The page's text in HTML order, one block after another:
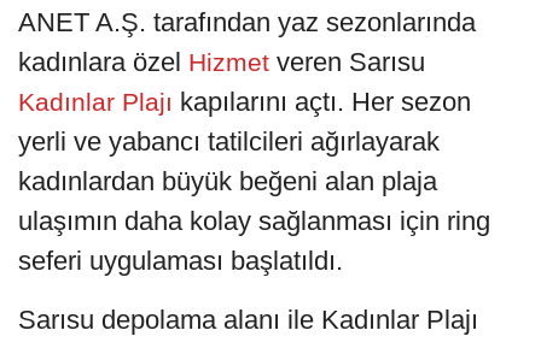
ANET A.Ş. tarafından yaz sezonlarında
kadınlara özel Hizmet veren Sarısu
Kadınlar Plajı kapılarını açtı. Her sezon
yerli ve yabancı tatilcileri ağırlayarak
kadınlardan büyük beğeni alan plaja
ulaşımın daha kolay sağlanması için ring
seferi uygulaması başlatıldı.
Sarısu depolama alanı ile Kadınlar Plajı